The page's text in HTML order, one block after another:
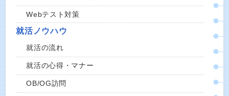
Webテスト対策
就活ノウハウ
就活の流れ
就活の心得・マナー
OB/OG訪問